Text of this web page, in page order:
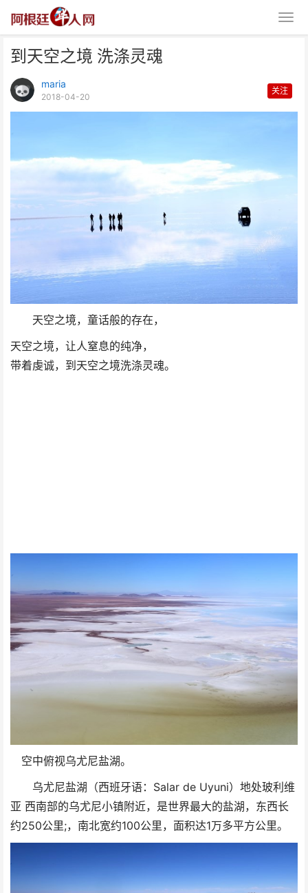
到天空之境 洗涤灵魂
maria
2018-04-20
关注
天空之境，童话般的存在，
天空之境，让人窒息的纯净，
带着虔诚，到天空之境洗涤灵魂。
空中俯视乌尤尼盐湖。
乌尤尼盐湖（西班牙语：Salar de Uyuni）地处玻利维
亚 西南部的乌尤尼小镇附近，是世界最大的盐湖，东西长
约250公里;，南北宽约100公里，面积达1万多平方公里。
到天空之境 洗涤灵魂